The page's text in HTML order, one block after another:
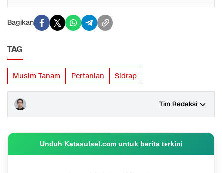
Bagikan
TAG
Musim Tanam Pertanian Sidrap
Tim Redaksi
Unduh Katasulsel.com untuk berita terkini